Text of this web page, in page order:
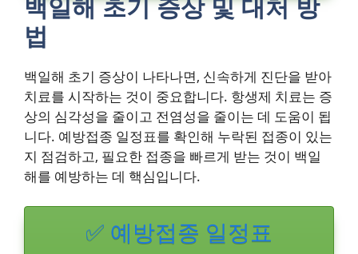
법
백일해 초기 증상이 나타나면, 신속하게 진단을 받아
치료를 시작하는 것이 중요합니다. 항생제 치료는 증
상의 심각성을 줄이고 전염성을 줄이는 데 도움이 됩
니다. 예방접종 일정표를 확인해 누락된 접종이 있는
지 점검하고, 필요한 접종을 빠르게 받는 것이 백일
해를 예방하는 데 핵심입니다.
✅ 예방접종 일정표